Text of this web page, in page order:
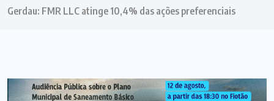
Gerdau: FMR LLC atinge 10,4% das ações preferenciais